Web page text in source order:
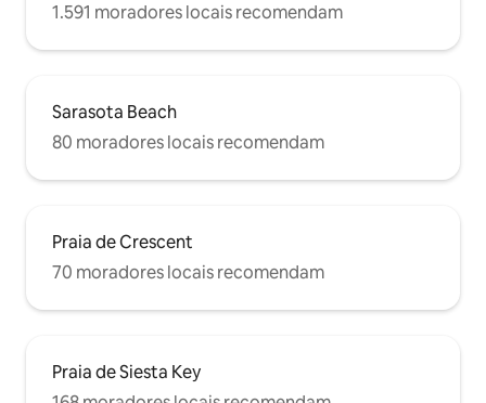
1.591 moradores locais recomendam
Sarasota Beach
80 moradores locais recomendam
Praia de Crescent
70 moradores locais recomendam
Praia de Siesta Key